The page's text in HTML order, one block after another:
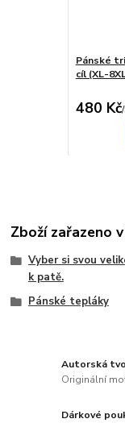
Autorská
Originální
Dárkové
Pánské
cíl (XL-
480 Kč/
Zboží zařazeno
Vyber si svou
k patě.
Pánské tepláky